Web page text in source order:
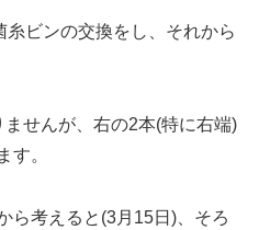
糸ビンの交換をし、それから
せんが、右の2本(特に右端)
す。
ら考えると(3月15日)、そろ